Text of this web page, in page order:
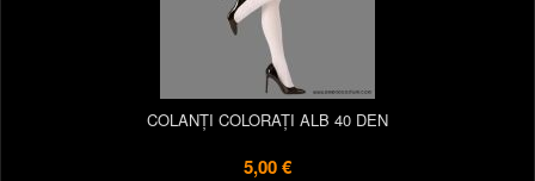
COLANȚI COLORAȚI ALB 40 DEN
5,00 €